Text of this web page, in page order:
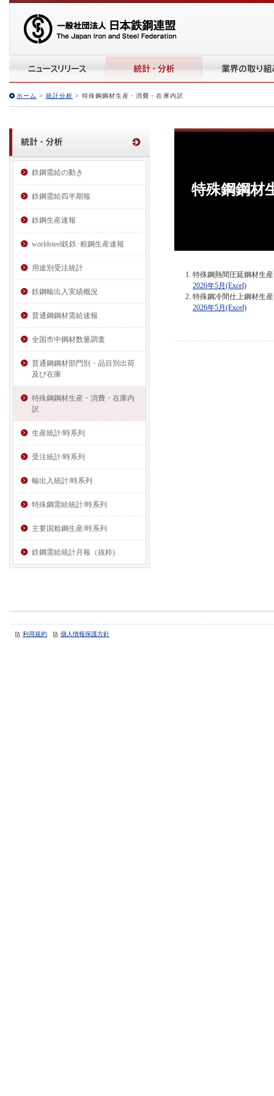
ホーム >統計分析 > 特殊鋼鋼材生産・消費・在庫内訳
特殊鋼鋼材
特殊鋼熱間圧延鋼材生
2026年5月(Excel)
特殊鋼冷間仕上鋼材生
2026年5月(Excel)
鉄鋼需給の動き
鉄鋼需給四半期報
鉄鋼生産速報
worldsteel銑鉄･粗鋼生産速報
用途別受注統計
鉄鋼輸出入実績概況
普通鋼鋼材需給速報
全国市中鋼材数量調査
普通鋼鋼材部門別・品目別出荷
及び在庫
特殊鋼鋼材生産・消費・在庫内
訳
生産統計/時系列
受注統計/時系列
輸出入統計/時系列
特殊鋼需給統計/時系列
主要国粗鋼生産/時系列
鉄鋼需給統計月報（抜粋)
利用規約 個人情報保護方針